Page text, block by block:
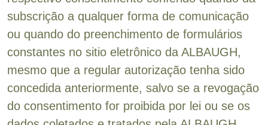
subscrição a qualquer forma de comunicação
ou quando do preenchimento de formulários
constantes no sitio eletrônico da ALBAUGH,
mesmo que a regular autorização tenha sido
concedida anteriormente, salvo se a revogação
do consentimento for proibida por lei ou se os